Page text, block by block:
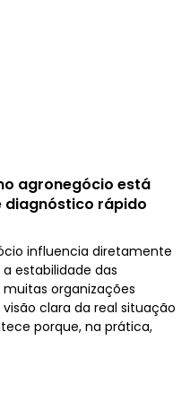
agronegócio está
diagnóstico rápido
influencia diretamente
estabilidade das
organizações
clara da real situação
porque, na prática,